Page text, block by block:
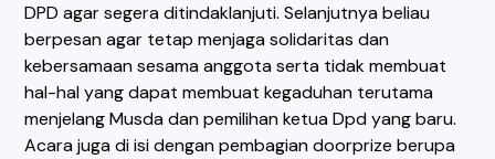
DPD agar segera ditindaklanjuti. Selanjutnya beliau
berpesan agar tetap menjaga solidaritas dan
kebersamaan sesama anggota serta tidak membuat
hal-hal yang dapat membuat kegaduhan terutama
menjelang Musda dan pemilihan ketua Dpd yang baru.
Acara juga di isi dengan pembagian doorprize berupa